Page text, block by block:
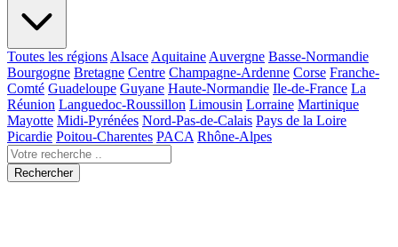
Toutes les régions Alsace Aquitaine Auvergne Basse-Normandie
Bourgogne Bretagne Centre Champagne-Ardenne Corse Franche-
Comté Guadeloupe Guyane Haute-Normandie Ile-de-France La
Réunion Languedoc-Roussillon Limousin Lorraine Martinique
Mayotte Midi-Pyrénées Nord-Pas-de-Calais Pays de la Loire
Picardie Poitou-Charentes PACA Rhône-Alpes
Rechercher